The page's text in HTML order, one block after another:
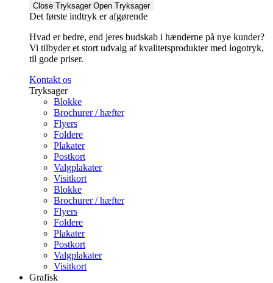
Close Tryksager Open Tryksager
Det første indtryk er afgørende
Hvad er bedre, end jeres budskab i hænderne på nye kunder?
Vi tilbyder et stort udvalg af kvalitetsprodukter med logotryk,
til gode priser.
Kontakt os
Tryksager
Blokke
Brochurer / hæfter
Flyers
Foldere
Plakater
Postkort
Valgplakater
Visitkort
Blokke
Brochurer / hæfter
Flyers
Foldere
Plakater
Postkort
Valgplakater
Visitkort
Grafisk